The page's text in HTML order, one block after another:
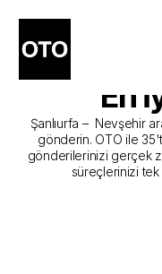
Şanlıurfa
En
Şanlıurfa –  Nevşehir
gönderin. OTO ile
gönderilerinizi gerçek
süreçlerinizi